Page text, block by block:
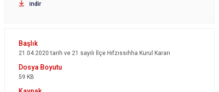
indir
21.04.2020 tarih ve 21 sayılı İlçe Hıfzıssıhha Kurul Kararı
59 KB